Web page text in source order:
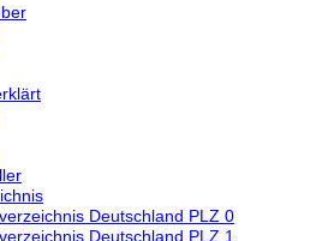
Deutschland PLZ 0
Deutschland PLZ 1